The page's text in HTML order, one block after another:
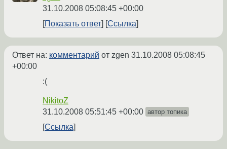
31.10.2008 05:08:45 +00:00
Показать ответ
Ссылка
Ответ на: комментарий от zgen 31.10.2008 05:08:45
+00:00
:(
NikitoZ
31.10.2008 05:51:45 +00:00 автор топика
Ссылка